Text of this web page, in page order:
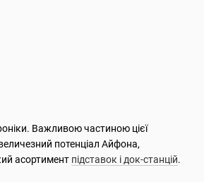
Важливою частиною цієї
потенціал Айфона,
асортимент підставок і док-станцій.